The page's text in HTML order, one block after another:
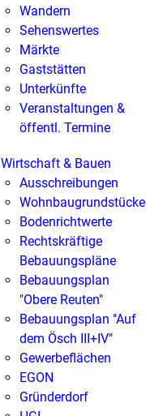
Wandern
Sehenswertes
Märkte
Gaststätten
Unterkünfte
Veranstaltungen &
öffentl. Termine
Wirtschaft & Bauen
Ausschreibungen
Wohnbaugrundstücke
Bodenrichtwerte
Rechtskräftige
Bebauungspläne
Bebauungsplan
"Obere Reuten"
Bebauungsplan "Auf
dem Ösch III+IV"
Gewerbeflächen
EGON
Gründerdorf